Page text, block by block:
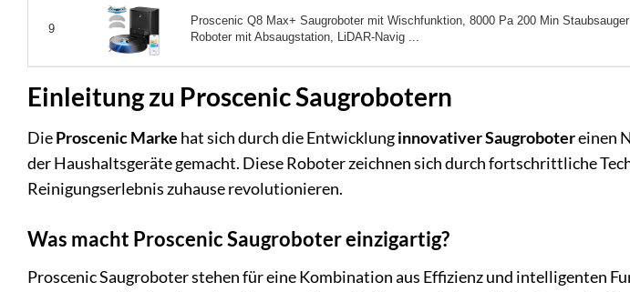
9
Proscenic Q8 Max+ Saugroboter mit Wischfunktion, 8000 Pa 200 Min Staubsauger
Roboter mit Absaugstation, LiDAR-Navig ...
Einleitung zu Proscenic Saugrobotern
DieProscenic Marke hat sich durch die Entwicklunginnovativer Saugrobotereinen
der Haushaltsgeräte gemacht. Diese Roboter zeichnen sich durch fortschrittliche
Reinigungserlebnis zuhause revolutionieren.
Was macht Proscenic Saugroboter einzigartig?
Proscenic Saugroboter stehen für eine Kombination aus Effizienz und intelligenten